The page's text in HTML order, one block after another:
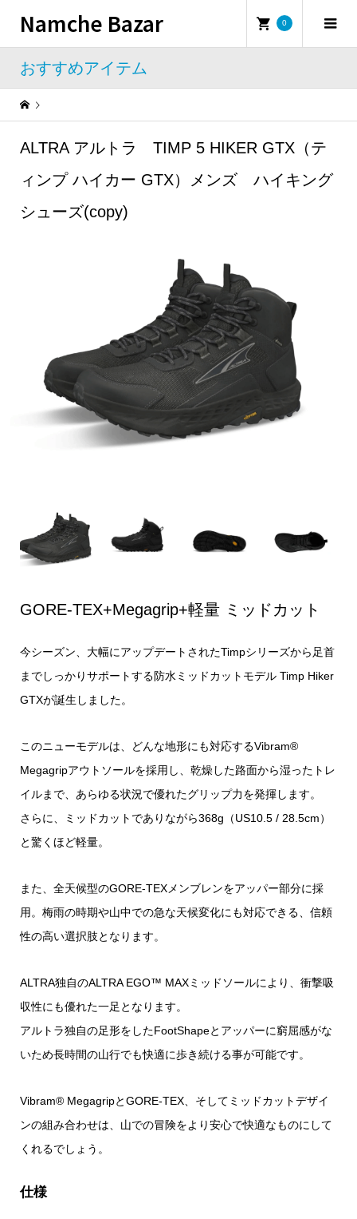
Namche Bazar 0
おすすめアイテム
おすすめアイテム
ALTRA アルトラ TIMP 5 HIKER GTX（テ
ィンプ ハイカー GTX）メンズ ハイキング
シューズ(copy)
GORE-TEX+Megagrip+軽量 ミッドカット
⁡今シーズン、大幅にアップデートされたTimpシリーズから足首
までしっかりサポートする防水ミッドカットモデル Timp Hiker
GTXが誕生しました。
このニューモデルは、どんな地形にも対応するVibram®
Megagripアウトソールを採用し、乾燥した路面から湿ったトレ
イルまで、あらゆる状況で優れたグリップ力を発揮します。
さらに、ミッドカットでありながら368g（US10.5 / 28.5cm）
と驚くほど軽量。
また、全天候型のGORE-TEXメンブレンをアッパー部分に採
用。梅雨の時期や山中での急な天候変化にも対応できる、信頼
性の高い選択肢となります。
ALTRA独自のALTRA EGO™ MAXミッドソールにより、衝撃吸
収性にも優れた一足となります。
アルトラ独自の足形をしたFootShapeとアッパーに窮屈感がな
いため長時間の山行でも快適に歩き続ける事が可能です。
Vibram® MegagripとGORE-TEX、そしてミッドカットデザイ
ンの組み合わせは、山での冒険をより安心で快適なものにして
くれるでしょう。
仕様